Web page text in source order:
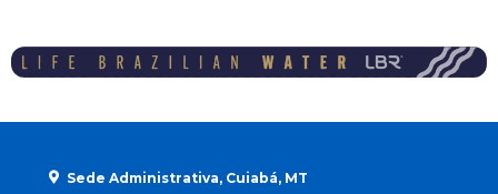
Sede Administrativa, Cuiabá, MT